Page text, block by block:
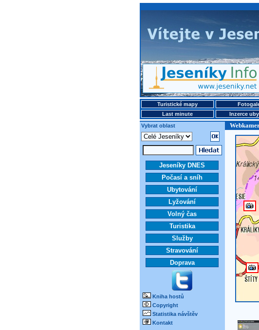
Turistické mapy
Last minute
Inzerce
Vybrat oblast
Jeseníky DNES
Počasí a sníh
Ubytování
Lyžování
Volný čas
Turistika
Služby
Stravování
Doprava
Kniha hostů
Copyright
Statistika návštěv
Kontakt